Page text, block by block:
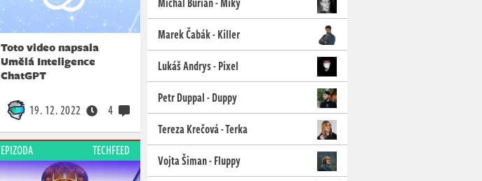
Toto video napsala
Umělá Inteligence
ChatGPT
19. 12. 2022 4
EPIZODA TECHFEED
Marek Čabák - Killer
Lukáš Andrys - Pixel
Petr Duppal - Duppy
Tereza Krečová - Terka
Vojta Šiman - Fluppy